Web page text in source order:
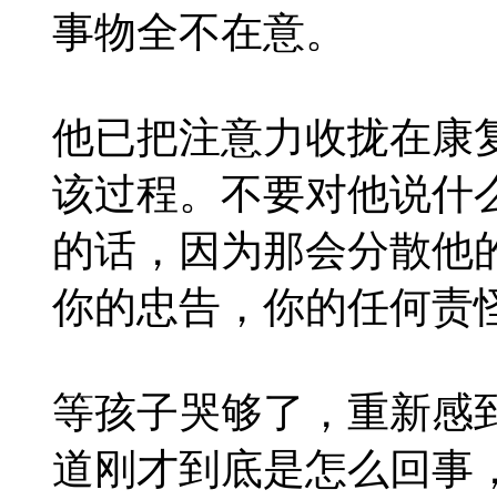
事物全不在意。
他已把注意力收拢在康
该过程。不要对他说什
的话，因为那会分散他
你的忠告，你的任何责
等孩子哭够了，重新感
道刚才到底是怎么回事